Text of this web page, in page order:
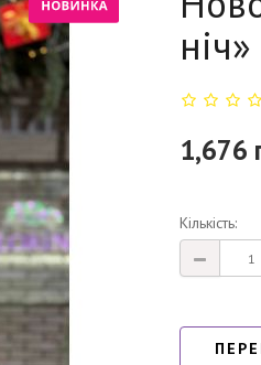
ніч»
1,676
Кількість: